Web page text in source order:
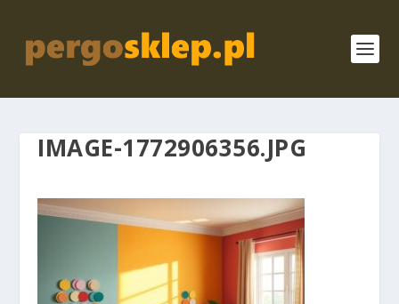
IMAGE-1772906356.JPG